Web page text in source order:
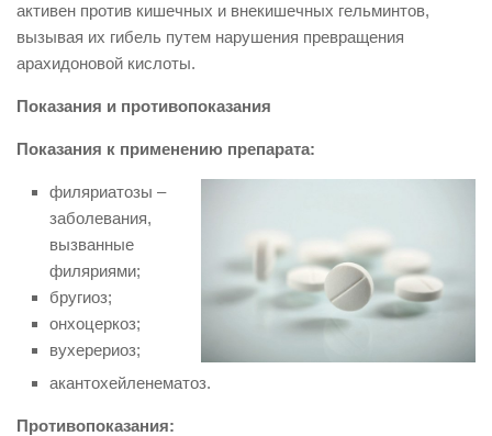
активен против кишечных и внекишечных гельминтов,
вызывая их гибель путем нарушения превращения
арахидоновой кислоты.
Показания и противопоказания
Показания к применению препарата:
филяриатозы –
заболевания,
вызванные
филяриями;
бругиоз;
онхоцеркоз;
вухерериоз;
акантохейленематоз.
Противопоказания: